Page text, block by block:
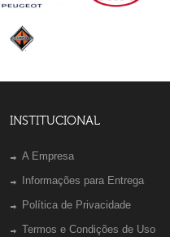
INSTITUCIONAL
A Empresa
Informações para Entrega
Política de Privacidade
Termos e Condições de Uso